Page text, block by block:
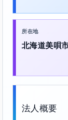
所在地
北海道美唄
法人概要